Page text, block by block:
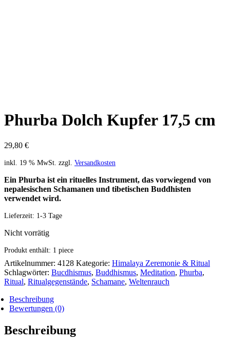
Phurba Dolch Kupfer 17,5 cm
29,80 €
inkl. 19 % MwSt. zzgl. Versandkosten
Ein Phurba ist ein rituelles Instrument, das vorwiegend von
nepalesischen Schamanen und tibetischen Buddhisten
verwendet wird.
Lieferzeit: 1-3 Tage
Nicht vorrätig
Produkt enthält: 1 piece
Artikelnummer: 4128 Kategorie: Himalaya Zeremonie & Ritual
Schlagwörter: Bucdhismus, Buddhismus, Meditation, Phurba,
Ritual, Ritualgegenstände, Schamane, Weltenrauch
Beschreibung
Bewertungen (0)
Beschreibung